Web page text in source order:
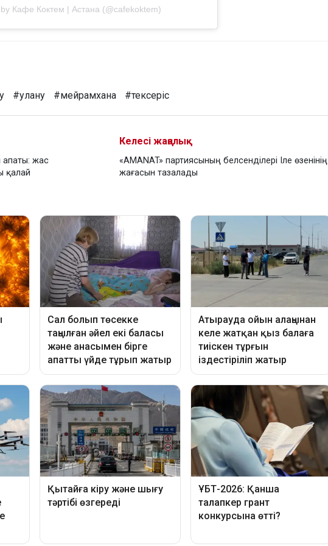
Кафе Коктем | Астана (@cafekoktem)
#улану #мейрамхана #тексеріс
жас
қалай
Келесі жаңалық
«AMANAT» партиясының белсенділері Іле өзенінің
жағасын тазалады